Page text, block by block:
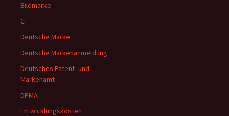
Bildmarke
C
Deutsche Marke
Deutsche Markenanmeldung
Deutsches Patent- und
Markenamt
DPMA
Entwicklungskosten